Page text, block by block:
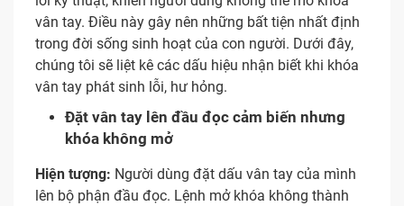
vân tay. Điều này gây nên những bất tiện nhất định
trong đời sống sinh hoạt của con người. Dưới đây,
chúng tôi sẽ liệt kê các dấu hiệu nhận biết khi khóa
vân tay phát sinh lỗi, hư hỏng.
Đặt vân tay lên đầu đọc cảm biến nhưng
khóa không mở
Hiện tượng: Người dùng đặt dấu vân tay của mình
lên bộ phận đầu đọc. Lệnh mở khóa không thành